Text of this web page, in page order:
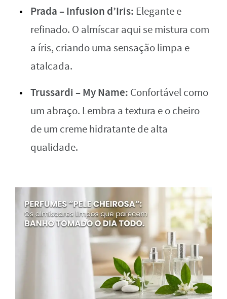
Prada – Infusion d’Iris: Elegante e
refinado. O almíscar aqui se mistura com
a íris, criando uma sensação limpa e
atalcada.
Trussardi – My Name: Confortável como
um abraço. Lembra a textura e o cheiro
de um creme hidratante de alta
qualidade.